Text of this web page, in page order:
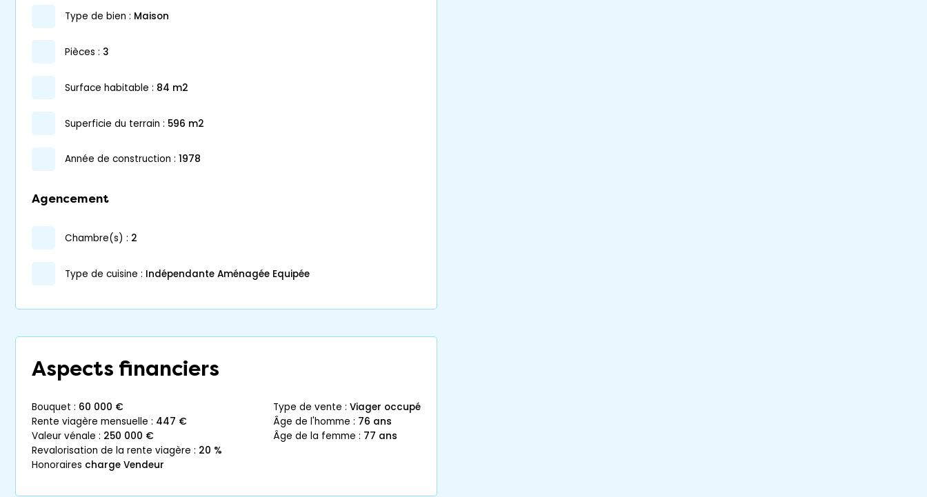
type de bien : maison
pièces : 3
surface habitable : 84 m2
superficie du terrain : 596 m2
année de construction : 1978
Agencement
chambre(s) : 2
Type de cuisine : Indépendante Aménagée Equipée
Aspects financiers
bouquet : 60 000 €
rente viagère mensuelle : 447 €
valeur vénale : 250 000 €
revalorisation de la rente viagère : 20 %
honoraires charge Vendeur
type de vente : Viager occupé
âge de l'homme : 76 ans
âge de la femme : 77 ans